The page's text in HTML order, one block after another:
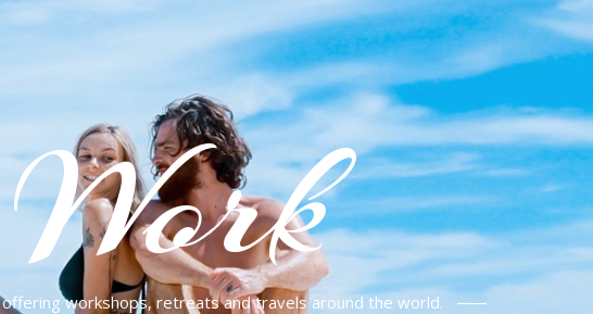
workshops, retreats and travels around the world.